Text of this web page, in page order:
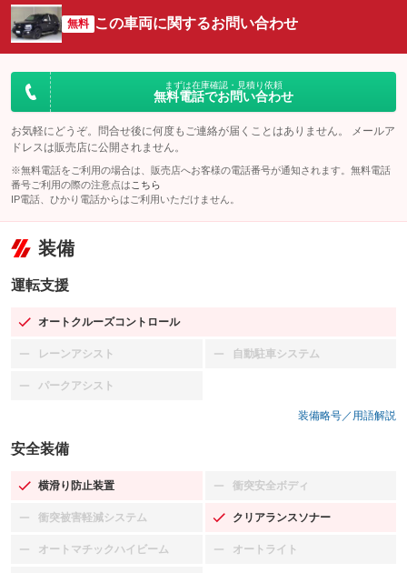
無料 この車両に関するお問い合わせ
まずは在庫確認・見積り依頼
無料電話でお問い合わせ
お気軽にどうぞ。問合せ後に何度もご連絡が届くことはありません。 メールア
ドレスは販売店に公開されません。
※無料電話をご利用の場合は、販売店へお客様の電話番号が通知されます。無料電話
番号ご利用の際の注意点は こちら
IP電話、ひかり電話からはご利用いただけません。
装備
運転支援
オートクルーズコントロール
：装備あり
レーンアシスト
：装備なし 自動駐車システム
：装備なし
パークアシスト
：装備なし
装備略号／用語解説
安全装備
横滑り防止装置
：装備あり 衝突安全ボディ
：装備なし
衝突被害軽減システム
：装備なし クリアランスソナー
：装備あり
オートマチックハイビーム
：装備なし オートライト
：装備なし